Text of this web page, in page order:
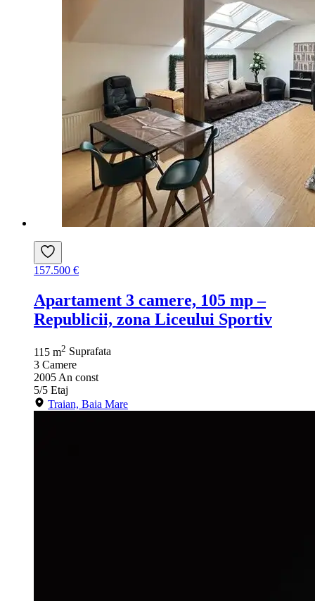
157.500 €
Apartament 3 camere, 105 mp –
Republicii, zona Liceului Sportiv
115 m2 Suprafata
3 Camere
2005 An const
5/5 Etaj
Traian, Baia Mare